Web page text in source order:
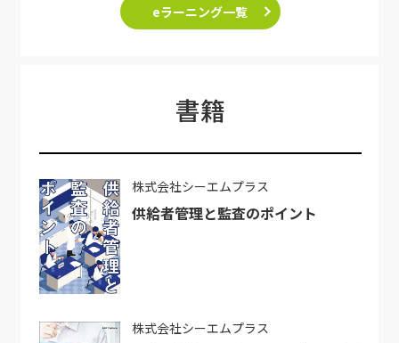
eラーニング一覧
書籍
株式会社シーエムプラス
供給者管理と監査のポイント
株式会社シーエムプラス